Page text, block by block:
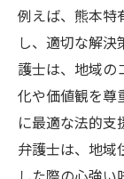
例えば、熊本特
し、適切な解
護士は、地域の
化や価値観を尊
に最適な法的支
弁護士は、地域